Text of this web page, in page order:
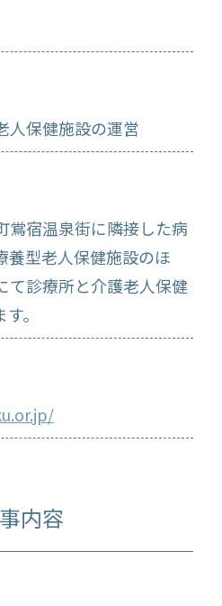
人保健施設の運営
鴬宿温泉街に隣接した病
養型老人保健施設のほ
て診療所と介護老人保健
。
内容